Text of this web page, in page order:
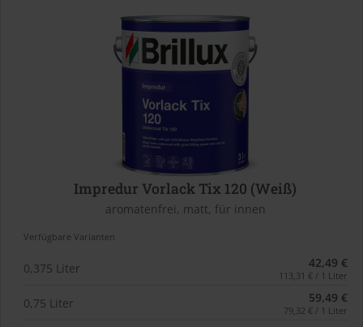
Impredur Vorlack Tix 120 (Weiß)
aromatenfrei, matt, für innen
Verfügbare Varianten
0,375 Liter 42,49 €
113,31 € / 1 Liter
0,75 Liter 59,49 €
79,32 € / 1 Liter